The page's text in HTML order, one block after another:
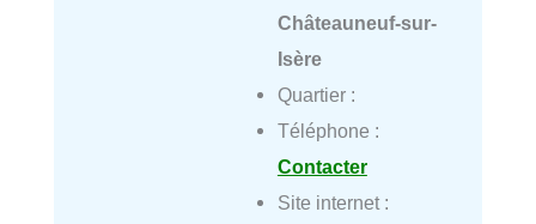
Châteauneuf-sur-
Isère
Quartier :
Téléphone :
Contacter
Site internet :